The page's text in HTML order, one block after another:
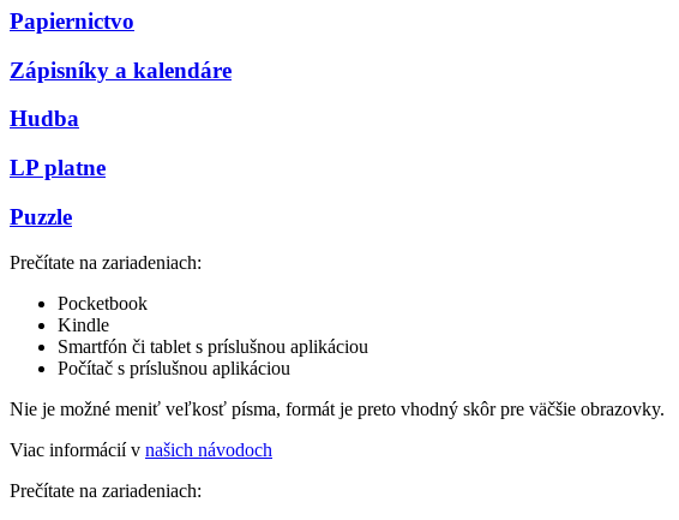
Papiernictvo
Zápisníky a kalendáre
Hudba
LP platne
Puzzle
Prečítate na zariadeniach:
Pocketbook
Kindle
Smartfón či tablet s príslušnou aplikáciou
Počítač s príslušnou aplikáciou
Nie je možné meniť veľkosť písma, formát je preto vhodný skôr pre väčšie obrazovky.
Viac informácií v našich návodoch
Prečítate na zariadeniach: